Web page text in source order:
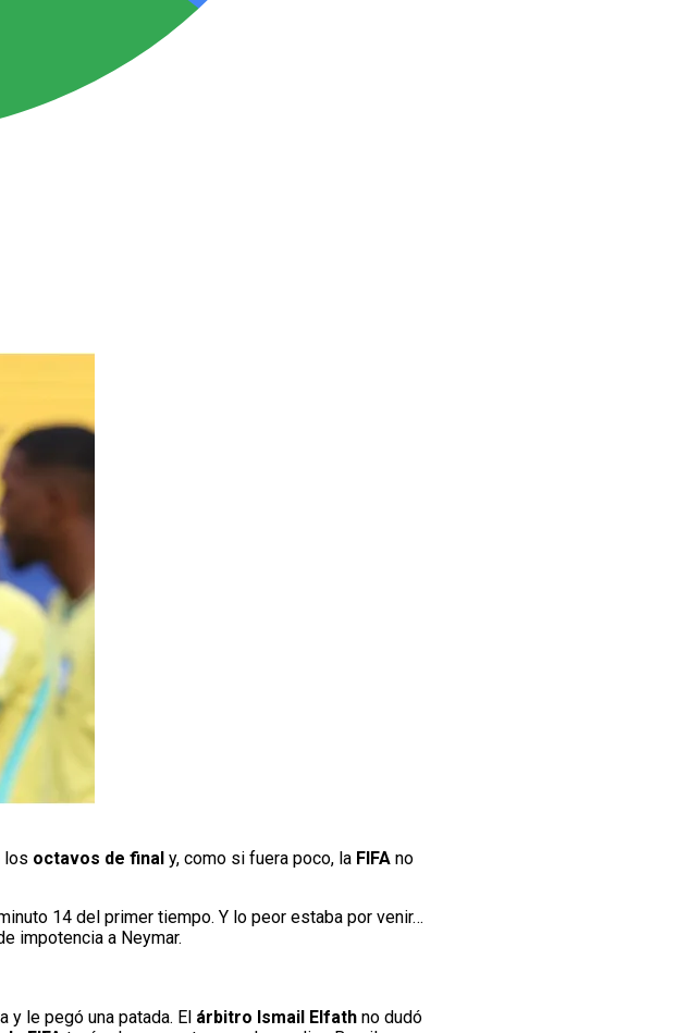
los octavos de final y, como si fuera poco, la FIFA no
14 del primer tiempo. Y lo peor estaba por venir…
impotencia a Neymar.
y le pegó una patada. El árbitro Ismail Elfath no dudó